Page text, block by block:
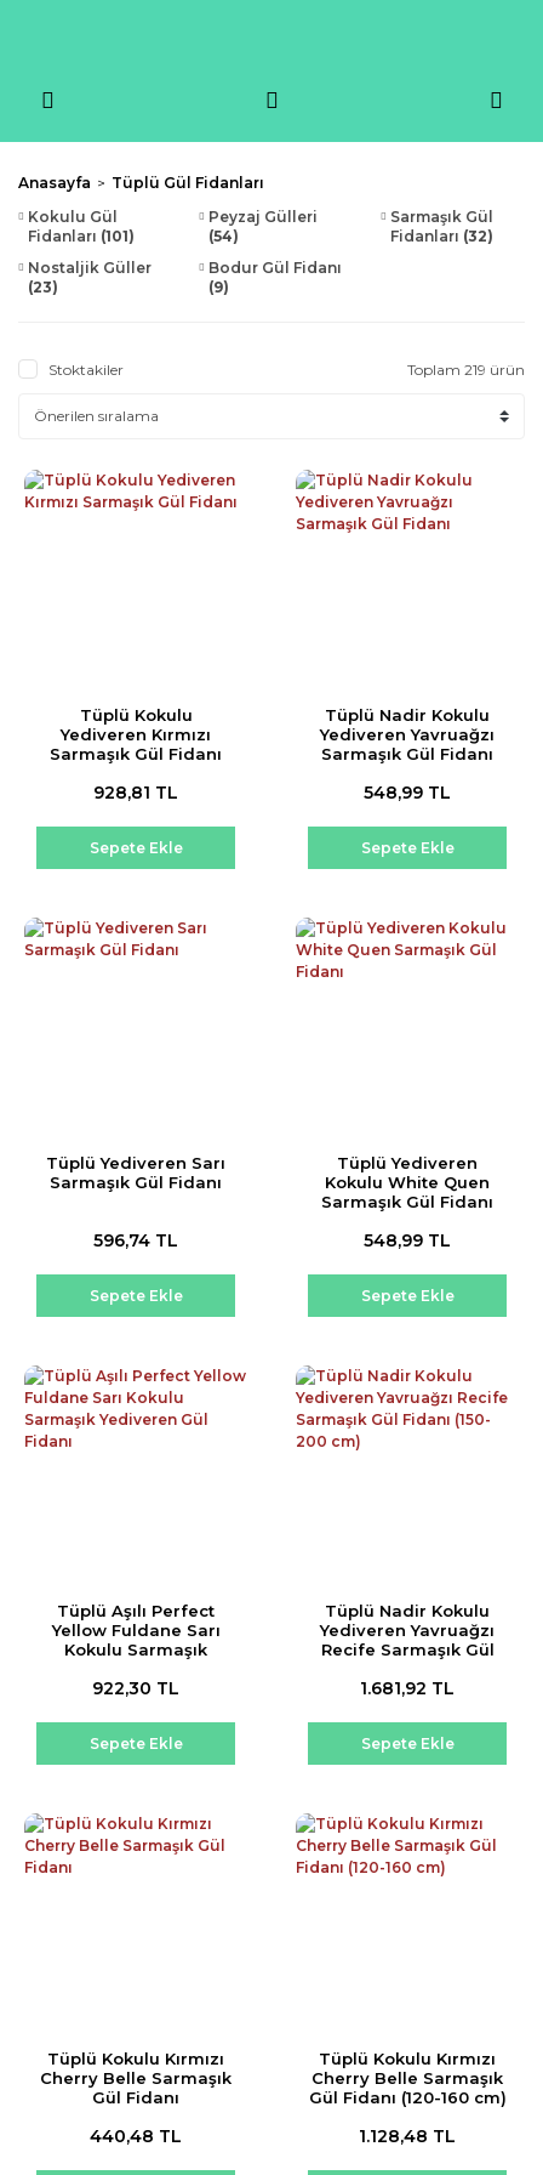
Anasayfa
Tüplü Gül Fidanları
Kokulu Gül
Fidanları (101)
Peyzaj Gülleri
(54)
Sarmaşık Gül
Fidanları (32)
Nostaljik Güller
(23)
Bodur Gül Fidanı
(9)
Stoktakiler Toplam 219 ürün
Tüplü Kokulu
Yediveren Kırmızı
Sarmaşık Gül Fidanı
928,81 TL
Sepete Ekle
Tüplü Nadir Kokulu
Yediveren Yavruağzı
Sarmaşık Gül Fidanı
548,99 TL
Sepete Ekle
Tüplü Yediveren Sarı
Sarmaşık Gül Fidanı
596,74 TL
Sepete Ekle
Tüplü Yediveren
Kokulu White Quen
Sarmaşık Gül Fidanı
548,99 TL
Sepete Ekle
Tüplü Aşılı Perfect
Yellow Fuldane Sarı
Kokulu Sarmaşık
922,30 TL
Sepete Ekle
Tüplü Nadir Kokulu
Yediveren Yavruağzı
Recife Sarmaşık Gül
1.681,92 TL
Sepete Ekle
Tüplü Kokulu Kırmızı
Cherry Belle Sarmaşık
Gül Fidanı
440,48 TL
Tüplü Kokulu Kırmızı
Cherry Belle Sarmaşık
Gül Fidanı (120-160 cm)
1.128,48 TL